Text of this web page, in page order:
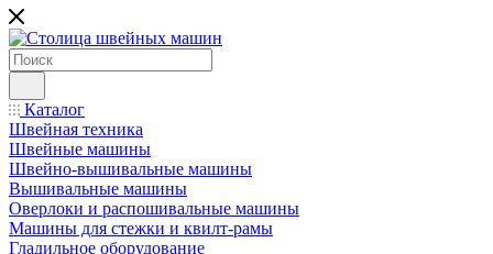
Каталог
Швейная техника
Швейные машины
Швейно-вышивальные машины
Вышивальные машины
Оверлоки и распошивальные машины
Машины для стежки и квилт-рамы
Гладильное оборудование